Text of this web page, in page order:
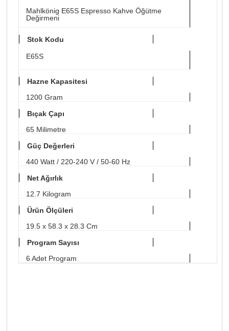
Mahlkönig E65S Espresso Kahve Öğütme
Değirmeni
Stok Kodu
E65S
Hazne Kapasitesi
1200 Gram
Bıçak Çapı
65 Milimetre
Güç Değerleri
440 Watt / 220-240 V / 50-60 Hz
Net Ağırlık
12.7 Kilogram
Ürün Ölçüleri
19.5 x 58.3 x 28.3 Cm
Program Sayısı
6 Adet Program